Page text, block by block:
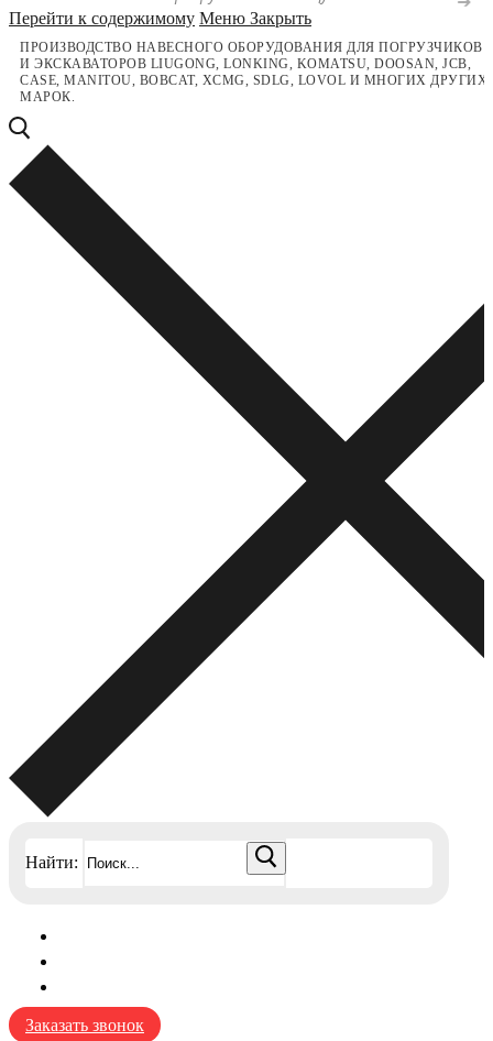
Перейти к содержимому Меню Закрыть
ПРОИЗВОДСТВО НАВЕСНОГО ОБОРУДОВАНИЯ ДЛЯ ПОГРУЗЧИКОВ
И ЭКСКАВАТОРОВ LIUGONG, LONKING, KOMATSU, DOOSAN, JCB,
CASE, MANITOU, BOBCAT, XCMG, SDLG, LOVOL И МНОГИХ ДРУГИХ
МАРОК.
Найти:
Заказать звонок